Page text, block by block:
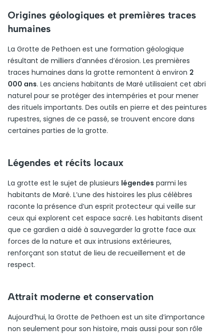
Origines géologiques et premières traces
humaines
La Grotte de Pethoen est une formation géologique
résultant de milliers d’années d’érosion. Les premières
traces humaines dans la grotte remontent à environ 2
000 ans. Les anciens habitants de Maré utilisaient cet abri
naturel pour se protéger des intempéries et pour mener
des rituels importants. Des outils en pierre et des peintures
rupestres, signes de ce passé, se trouvent encore dans
certaines parties de la grotte.
Légendes et récits locaux
La grotte est le sujet de plusieurs légendes parmi les
habitants de Maré. L’une des histoires les plus célèbres
raconte la présence d’un esprit protecteur qui veille sur
ceux qui explorent cet espace sacré. Les habitants disent
que ce gardien a aidé à sauvegarder la grotte face aux
forces de la nature et aux intrusions extérieures,
renforçant son statut de lieu de recueillement et de
respect.
Attrait moderne et conservation
Aujourd’hui, la Grotte de Pethoen est un site d’importance
non seulement pour son histoire, mais aussi pour son rôle